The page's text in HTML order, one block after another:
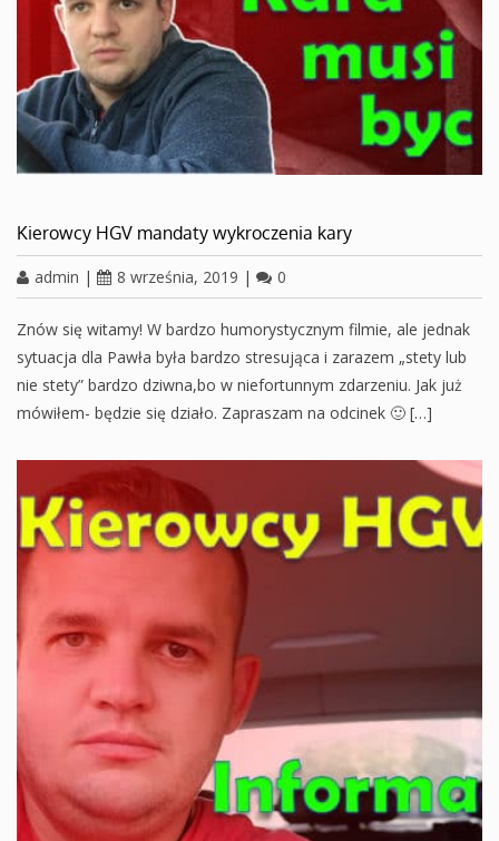
Kierowcy HGV mandaty wykroczenia kary
admin | 8 września, 2019 | 0
Znów się witamy! W bardzo humorystycznym filmie, ale jednak
sytuacja dla Pawła była bardzo stresująca i zarazem „stety lub
nie stety” bardzo dziwna,bo w niefortunnym zdarzeniu. Jak już
mówiłem- będzie się działo. Zapraszam na odcinek 🙂 […]